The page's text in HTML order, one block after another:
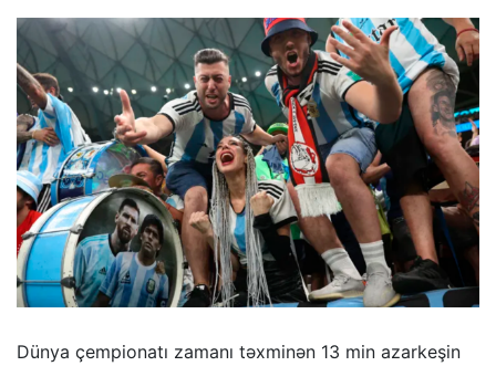
Dünya çempionatı zamanı təxminən 13 min azarkeşin